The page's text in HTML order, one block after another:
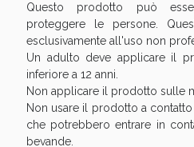
Questo prodotto può
proteggere le persone.
esclusivamente all'uso non
Un adulto deve applicare il
inferiore a 12 anni.
Non applicare il prodotto sulle
Non usare il prodotto a
che potrebbero entrare in
bevande.